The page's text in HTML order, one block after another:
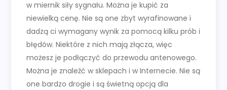
w miernik siły sygnału. Można je kupić za
niewielką cenę. Nie są one zbyt wyrafinowane i
dadzą ci wymagany wynik za pomocą kilku prób i
błędów. Niektóre z nich mają złącza, więc
możesz je podłączyć do przewodu antenowego.
Można je znaleźć w sklepach i w Internecie. Nie są
one bardzo drogie i są świetną opcją dla